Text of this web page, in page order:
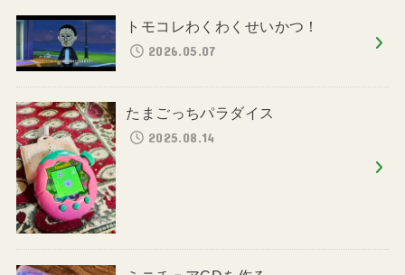
トモコレわくわくせいかつ！
2026.05.07
たまごっちパラダイス
2025.08.14